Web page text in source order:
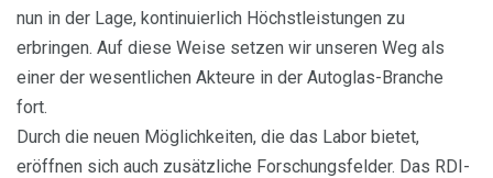
nun in der Lage, kontinuierlich Höchstleistungen zu
erbringen. Auf diese Weise setzen wir unseren Weg als
einer der wesentlichen Akteure in der Autoglas-Branche
fort.
Durch die neuen Möglichkeiten, die das Labor bietet,
eröffnen sich auch zusätzliche Forschungsfelder. Das RDI-